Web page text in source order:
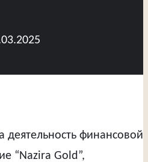
финансовой
“Nazira Gold”,